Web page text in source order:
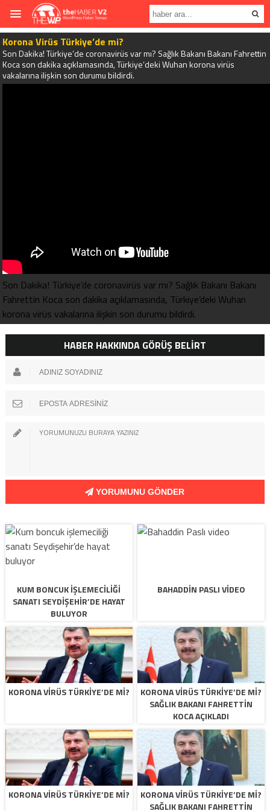
Korona Virüs Türkiye’de mi?
Son Dakika! Türkiye’de coronavirüs var mı? Sağlık Bakanı Bakanı Fahrettin
Koca son dakika açıklamasında, Türkiye’deki Wuhan korona virüs
vakalarına ilişkin son durumu bildirdi.
Son Dakika! Türkiye’de coronavirüs var mı? Sağlık Bakanı Bakanı
Fahrettin Koca son dakika açıklamasında, Türkiye’deki Wuhan
korona virüs vakalarına ilişkin son durumu bildirdi.
HABER HAKKINDA GÖRÜŞ BELİRT
YORUMUNU GÖNDER
KUM BONCUK IŞLEMECILIĞI
SANATI SEYDIŞEHIR’DE HAYAT
BULUYOR
BAHADDIN PASLI VIDEO
KORONA VIRÜS TÜRKIYE’DE MI?
KORONA VIRÜS TÜRKIYE’DE MI?
SAĞLIK BAKANI FAHRETTIN
KOCA AÇIKLADI
KORONA VIRÜS TÜRKIYE’DE MI?
KORONA VIRÜS TÜRKIYE’DE MI?
SAĞLIK BAKANI FAHRETTIN